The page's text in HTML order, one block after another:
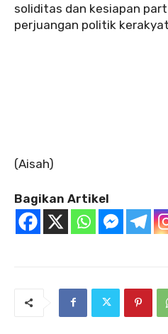
soliditas dan kesiapan
perjuangan politik
(Aisah)
Bagikan Artikel